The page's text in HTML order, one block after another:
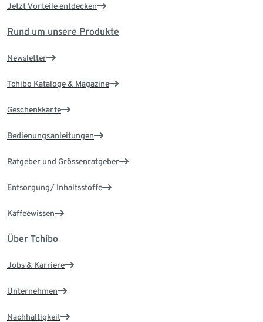
Jetzt Vorteile entdecken
Rund um unsere Produkte
Newsletter
Tchibo Kataloge & Magazine
Geschenkkarte
Bedienungsanleitungen
Ratgeber und Grössenratgeber
Entsorgung/ Inhaltsstoffe
Kaffeewissen
Über Tchibo
Jobs & Karriere
Unternehmen
Nachhaltigkeit